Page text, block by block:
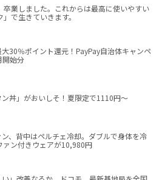
卒業しました。これからは最高に使いやすい
」で生きていきます。
大30％ポイント還元！PayPay自治体キャンペ
開始分
ン丼」がおいしそ！夏限定で1110円～
、背中はペルチェ冷却。ダブルで身体を冷
ァン付きウェアが10,980円